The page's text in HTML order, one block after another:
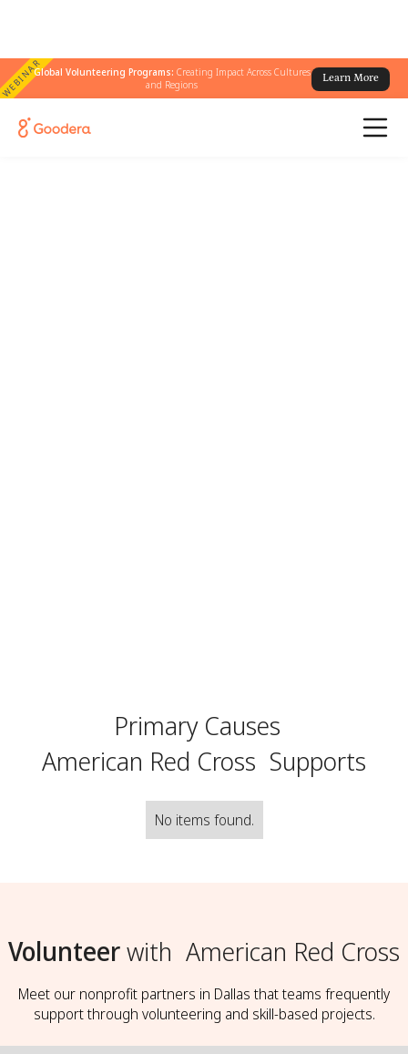
WEBINARGlobal Volunteering Programs: Creating Impact Across Cultures
and Regions
Learn More
Primary Causes
American Red Cross Supports
No items found.
Volunteerwith American Red Cross
Meet our nonprofit partners in Dallas that teams frequently
support through volunteering and skill-based projects.